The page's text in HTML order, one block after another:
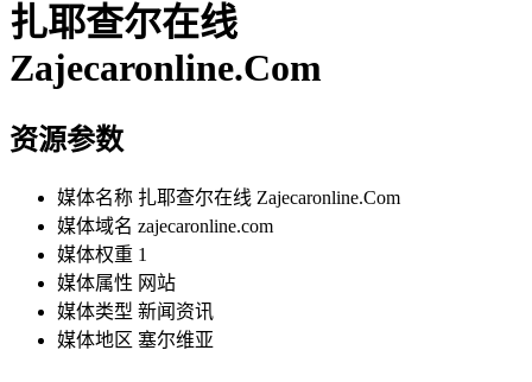
扎耶查尔在线
Zajecaronline.Com
资源参数
媒体名称 扎耶查尔在线 Zajecaronline.Com
媒体域名 zajecaronline.com
媒体权重 1
媒体属性 网站
媒体类型 新闻资讯
媒体地区 塞尔维亚